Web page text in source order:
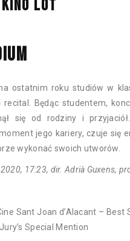
KINO LOT
ostatnim roku studiów w
Będąc studentem,
się od rodziny i
jego kariery, czuje się
wykonać swoich utworów.
2020, 17:23, dir. Adrià Guxens,
Sant Joan d’Alacant –
Special Mention